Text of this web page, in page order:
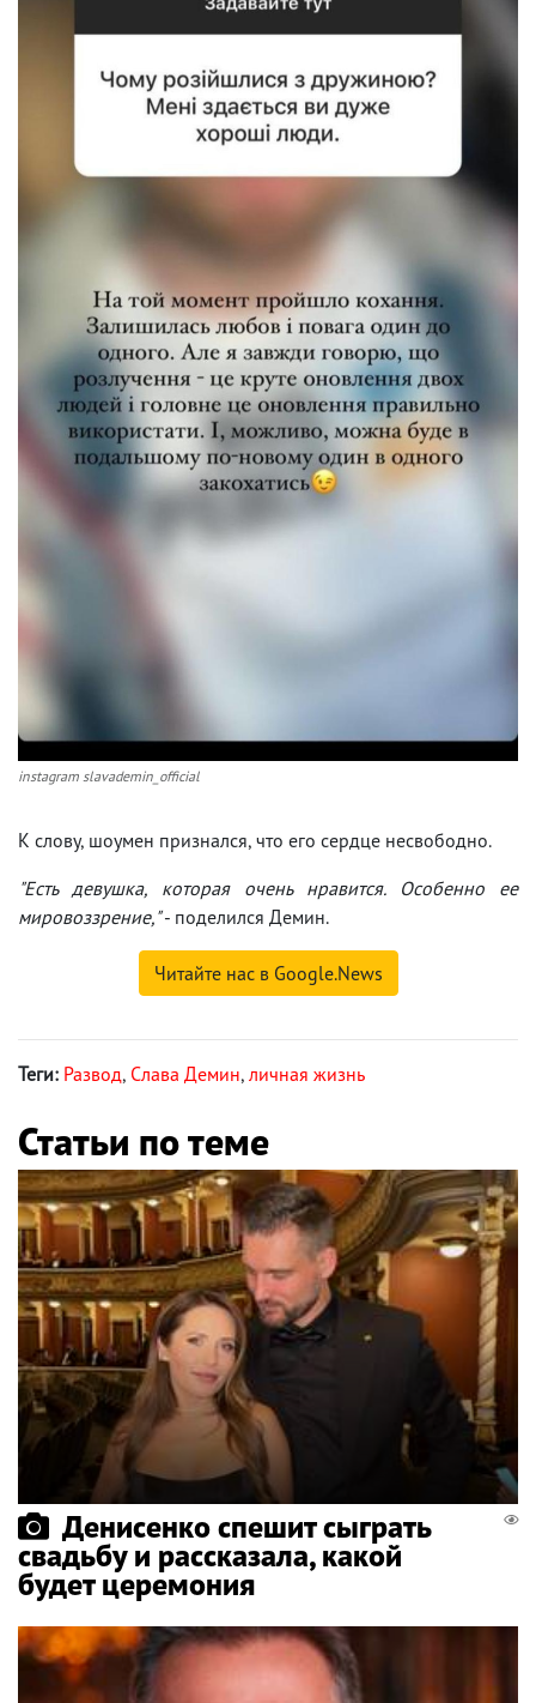
instagram slavademin_official
К слову, шоумен признался, что его сердце несвободно.
"Есть девушка, которая очень нравится. Особенно ее
мировоззрение,"- поделился Демин.
Читайте нас в Google.News
Теги: Развод, Слава Демин, личная жизнь
Статьи по теме
Денисенко спешит сыграть
свадьбу и рассказала, какой
будет церемония